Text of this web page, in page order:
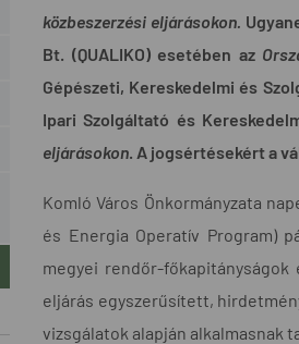
közbeszerzési eljárásokon.
Bt. (QUALIKO) esetében az
Gépészeti, Kereskedelmi és
Ipari Szolgáltató és
eljárásokon. A jogsértésekért a
Komló Város Önkormányzata
és Energia Operatív Program)
megyei rendőr-
eljárás egyszerűsített,
vizsgálatok alapján alkalmasnak